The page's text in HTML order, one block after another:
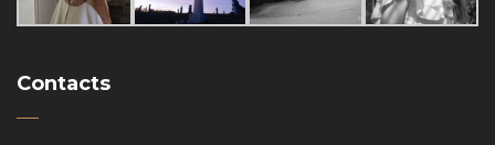
Contacts